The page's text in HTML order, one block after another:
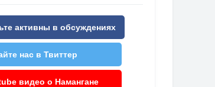
активны в обсуждениях
нас в Твиттер
видео о Намангане